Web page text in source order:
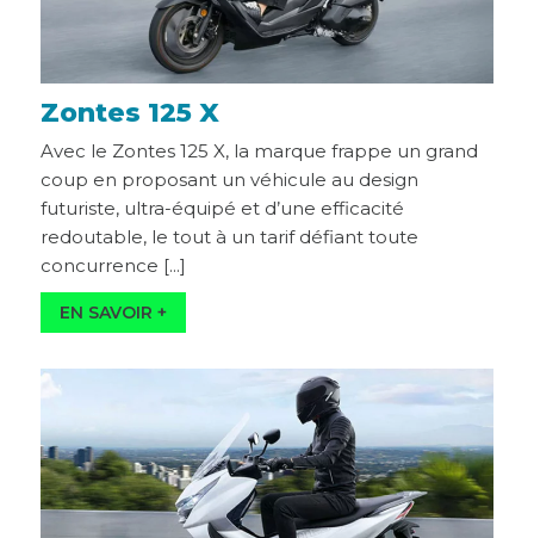
Zontes 125 X
Avec le Zontes 125 X, la marque frappe un grand
coup en proposant un véhicule au design
futuriste, ultra-équipé et d’une efficacité
redoutable, le tout à un tarif défiant toute
concurrence [...]